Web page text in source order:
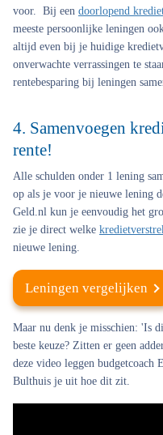
voor. Bij een doorlopend
meeste persoonlijke leningen
altijd even bij je huidige
onverwachte verrassingen te
rentebesparing bij leningen
4. Samenvoegen
rente!
Alle schulden onder 1 lening
op als je voor je nieuwe lening
Geld.nl kun je eenvoudig het
zie je direct welke
nieuwe lening.
Leningen vergelijken
Maar nu denk je misschien: 'Is
beste keuze? Zitten er geen
deze video leggen budgetcoach
Bulthuis je uit hoe dit zit.